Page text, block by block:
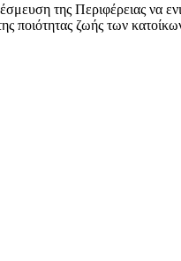
της Περιφέρειας να
ποιότητας ζωής των